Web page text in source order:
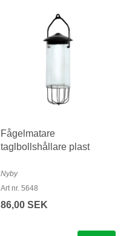
Fågelmatare
taglbollshållare plast
Nyby
Art nr. 5648
86,00 SEK